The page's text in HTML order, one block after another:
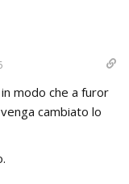
modo che a furor
cambiato lo